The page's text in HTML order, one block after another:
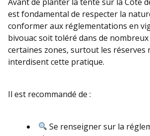
est fondamental de respecter la
conformer aux réglementations en
bivouac soit toléré dans de
certaines zones, surtout les réserves
interdisent cette pratique.
Il est recommandé de :
Se renseigner sur la